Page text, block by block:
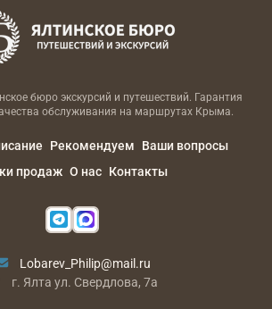
бюро экскурсий и путешествий. Гарантия
обслуживания на маршрутах Крыма.
Рекомендуем
Ваши вопросы
продаж О нас Контакты
Lobarev_Philip@mail.ru
г. Ялта ул. Свердлова, 7а